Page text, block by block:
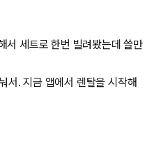
서 세트로 한번 빌려봤는데 쓸만
서. 지금 앱에서 렌탈을 시작해